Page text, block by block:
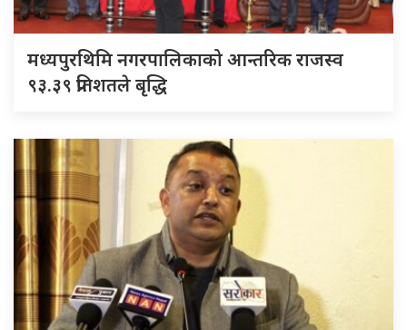
मध्यपुरथिमि नगरपालिकाको आन्तरिक राजस्व
९३.३९ प्रतिशतले बृद्धि